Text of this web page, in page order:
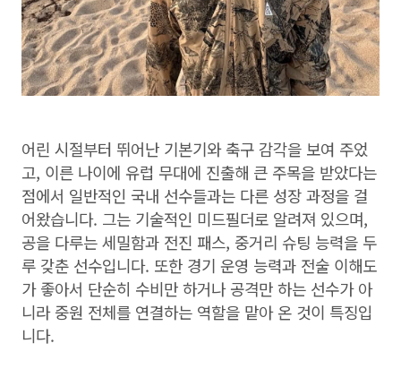
어린 시절부터 뛰어난 기본기와 축구 감각을 보여 주었
고, 이른 나이에 유럽 무대에 진출해 큰 주목을 받았다는
점에서 일반적인 국내 선수들과는 다른 성장 과정을 걸
어왔습니다. 그는 기술적인 미드필더로 알려져 있으며,
공을 다루는 세밀함과 전진 패스, 중거리 슈팅 능력을 두
루 갖춘 선수입니다. 또한 경기 운영 능력과 전술 이해도
가 좋아서 단순히 수비만 하거나 공격만 하는 선수가 아
니라 중원 전체를 연결하는 역할을 맡아 온 것이 특징입
니다.